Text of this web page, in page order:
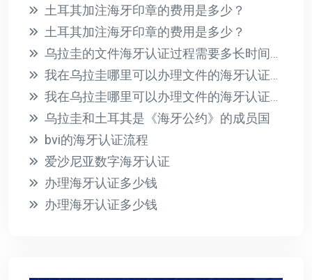
土耳其加注海牙印章的费用是多少？
土耳其加注海牙印章的费用是多少？
乌拉圭的文件海牙认证过程需要多长时间？此过程的相关费用是多少？
我在乌拉圭哪里可以办理文件的海牙认证？有哪些必要的要求？
我在乌拉圭哪里可以办理文件的海牙认证？有哪些必要的要求？
乌拉圭和土耳其是《海牙公约》的成员国
bvi的海牙认证流程
爱沙尼亚数字海牙认证
办理海牙认证多少钱
办理海牙认证多少钱